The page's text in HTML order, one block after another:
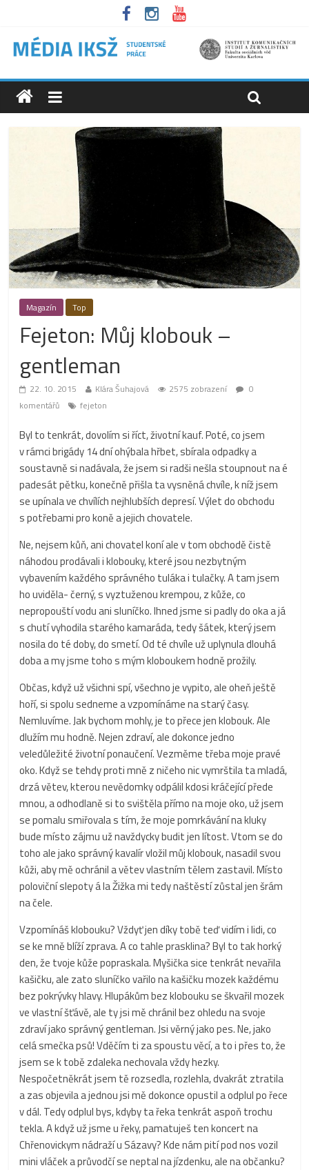
Magazín Top
Fejeton: Můj klobouk –
gentleman
22. 10. 2015 Klára Šuhajová 2575 zobrazení
0
komentářů
fejeton
Byl to tenkrát, dovolím si říct, životní kauf. Poté, co jsem
v rámci brigády 14 dní ohýbala hřbet, sbírala odpadky a
soustavně si nadávala, že jsem si radši nešla stoupnout na é
padesát pětku, konečně přišla ta vysněná chvíle, k níž jsem
se upínala ve chvílích nejhlubších depresí. Výlet do obchodu
s potřebami pro koně a jejich chovatele.
Ne, nejsem kůň, ani chovatel koní ale v tom obchodě čistě
náhodou prodávali i klobouky, které jsou nezbytným
vybavením každého správného tuláka i tulačky. A tam jsem
ho uviděla- černý, s vyztuženou krempou, z kůže, co
nepropouští vodu ani sluníčko. Ihned jsme si padly do oka a já
s chutí vyhodila starého kamaráda, tedy šátek, který jsem
nosila do té doby, do smetí. Od té chvíle už uplynula dlouhá
doba a my jsme toho s mým kloboukem hodně prožily.
Občas, když už všichni spí, všechno je vypito, ale oheň ještě
hoří, si spolu sedneme a vzpomínáme na starý časy.
Nemluvíme. Jak bychom mohly, je to přece jen klobouk. Ale
dlužím mu hodně. Nejen zdraví, ale dokonce jedno
veledůležité životní ponaučení. Vezměme třeba moje pravé
oko. Když se tehdy proti mně z ničeho nic vymrštila ta mladá,
drzá větev, kterou nevědomky odpálil kdosi kráčející přede
mnou, a odhodlaně si to svištěla přímo na moje oko, už jsem
se pomalu smiřovala s tím, že moje pomrkávání na kluky
bude místo zájmu už navždycky budit jen lítost. Vtom se do
toho ale jako správný kavalír vložil můj klobouk, nasadil svou
kůži, aby mě ochránil a větev vlastním tělem zastavil. Místo
poloviční slepoty á la Žižka mi tedy naštěstí zůstal jen šrám
na čele.
Vzpomínáš klobouku? Vždyť jen díky tobě teď vidím i lidi, co
se ke mně blíží zprava. A co tahle prasklina? Byl to tak horký
den, že tvoje kůže popraskala. Myšička sice tenkrát nevařila
kašičku, ale zato sluníčko vařilo na kašičku mozek každému
bez pokrývky hlavy. Hlupákům bez klobouku se škvařil mozek
ve vlastní šťávě, ale ty jsi mě chránil bez ohledu na svoje
zdraví jako správný gentleman. Jsi věrný jako pes. Ne, jako
celá smečka psů! Vděčím ti za spoustu věcí, a to i přes to, že
jsem se k tobě zdaleka nechovala vždy hezky.
Nespočetněkrát jsem tě rozsedla, rozlehla, dvakrát ztratila
a zas objevila a jednou jsi mě dokonce opustil a odplul po řece
v dál. Tedy odplul bys, kdyby ta řeka tenkrát aspoň trochu
tekla. A když už jsme u řeky, pamatuješ ten koncert na
Chřenovickym nádraží u Sázavy? Kde nám pití pod nos vozil
mini vláček a průvodčí se neptal na jízdenku, ale na občanku?